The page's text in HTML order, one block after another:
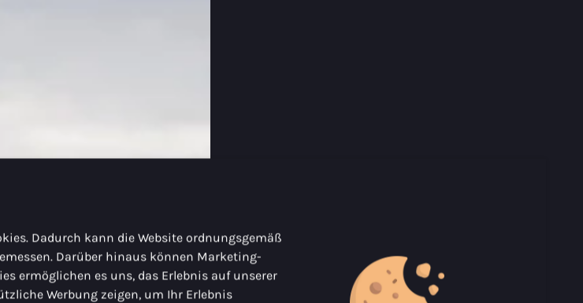
Dadurch kann die Website ordnungsgemäß
Darüber hinaus können Marketing-
ermöglichen es uns, das Erlebnis auf unserer
Werbung zeigen, um Ihr Erlebnis